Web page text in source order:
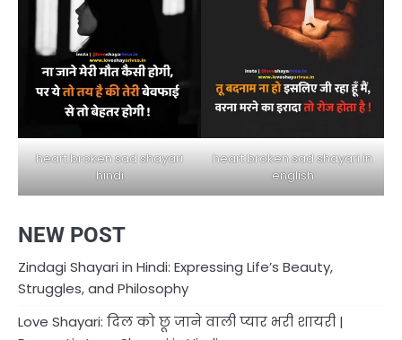
heart broken sad shayari
hindi
heart broken sad shayari in
english
NEW POST
Zindagi Shayari in Hindi: Expressing Life’s Beauty,
Struggles, and Philosophy
Love Shayari: दिल को छू जाने वाली प्यार भरी शायरी |